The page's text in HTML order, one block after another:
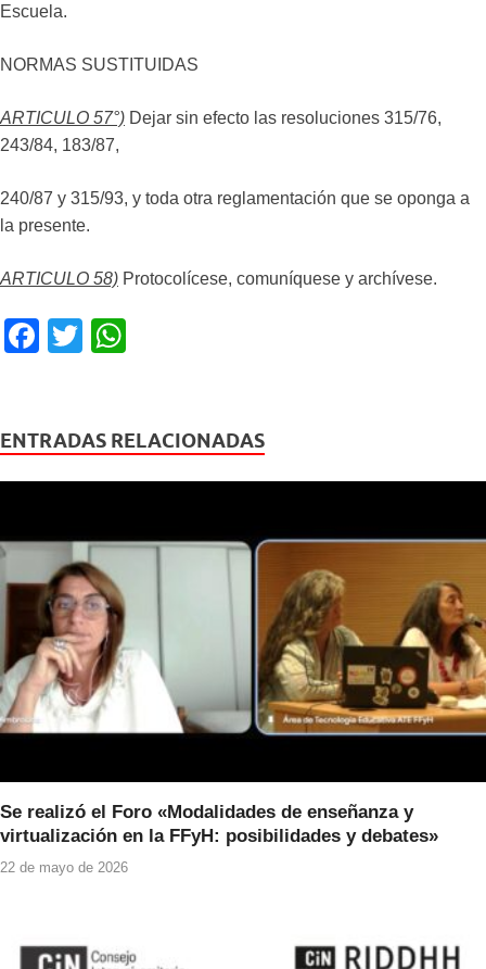
Escuela.
NORMAS SUSTITUIDAS
ARTICULO 57°) Dejar sin efecto las resoluciones 315/76,
243/84, 183/87,
240/87 y 315/93, y toda otra reglamentación que se oponga a
la presente.
ARTICULO 58) Protocolícese, comuníquese y archívese.
F
e
b
o
k
T
er s
A
p
ENTRADAS RELACIONADAS
Se realizó el Foro «Modalidades de enseñanza y
virtualización en la FFyH: posibilidades y debates»
22 de mayo de 2026